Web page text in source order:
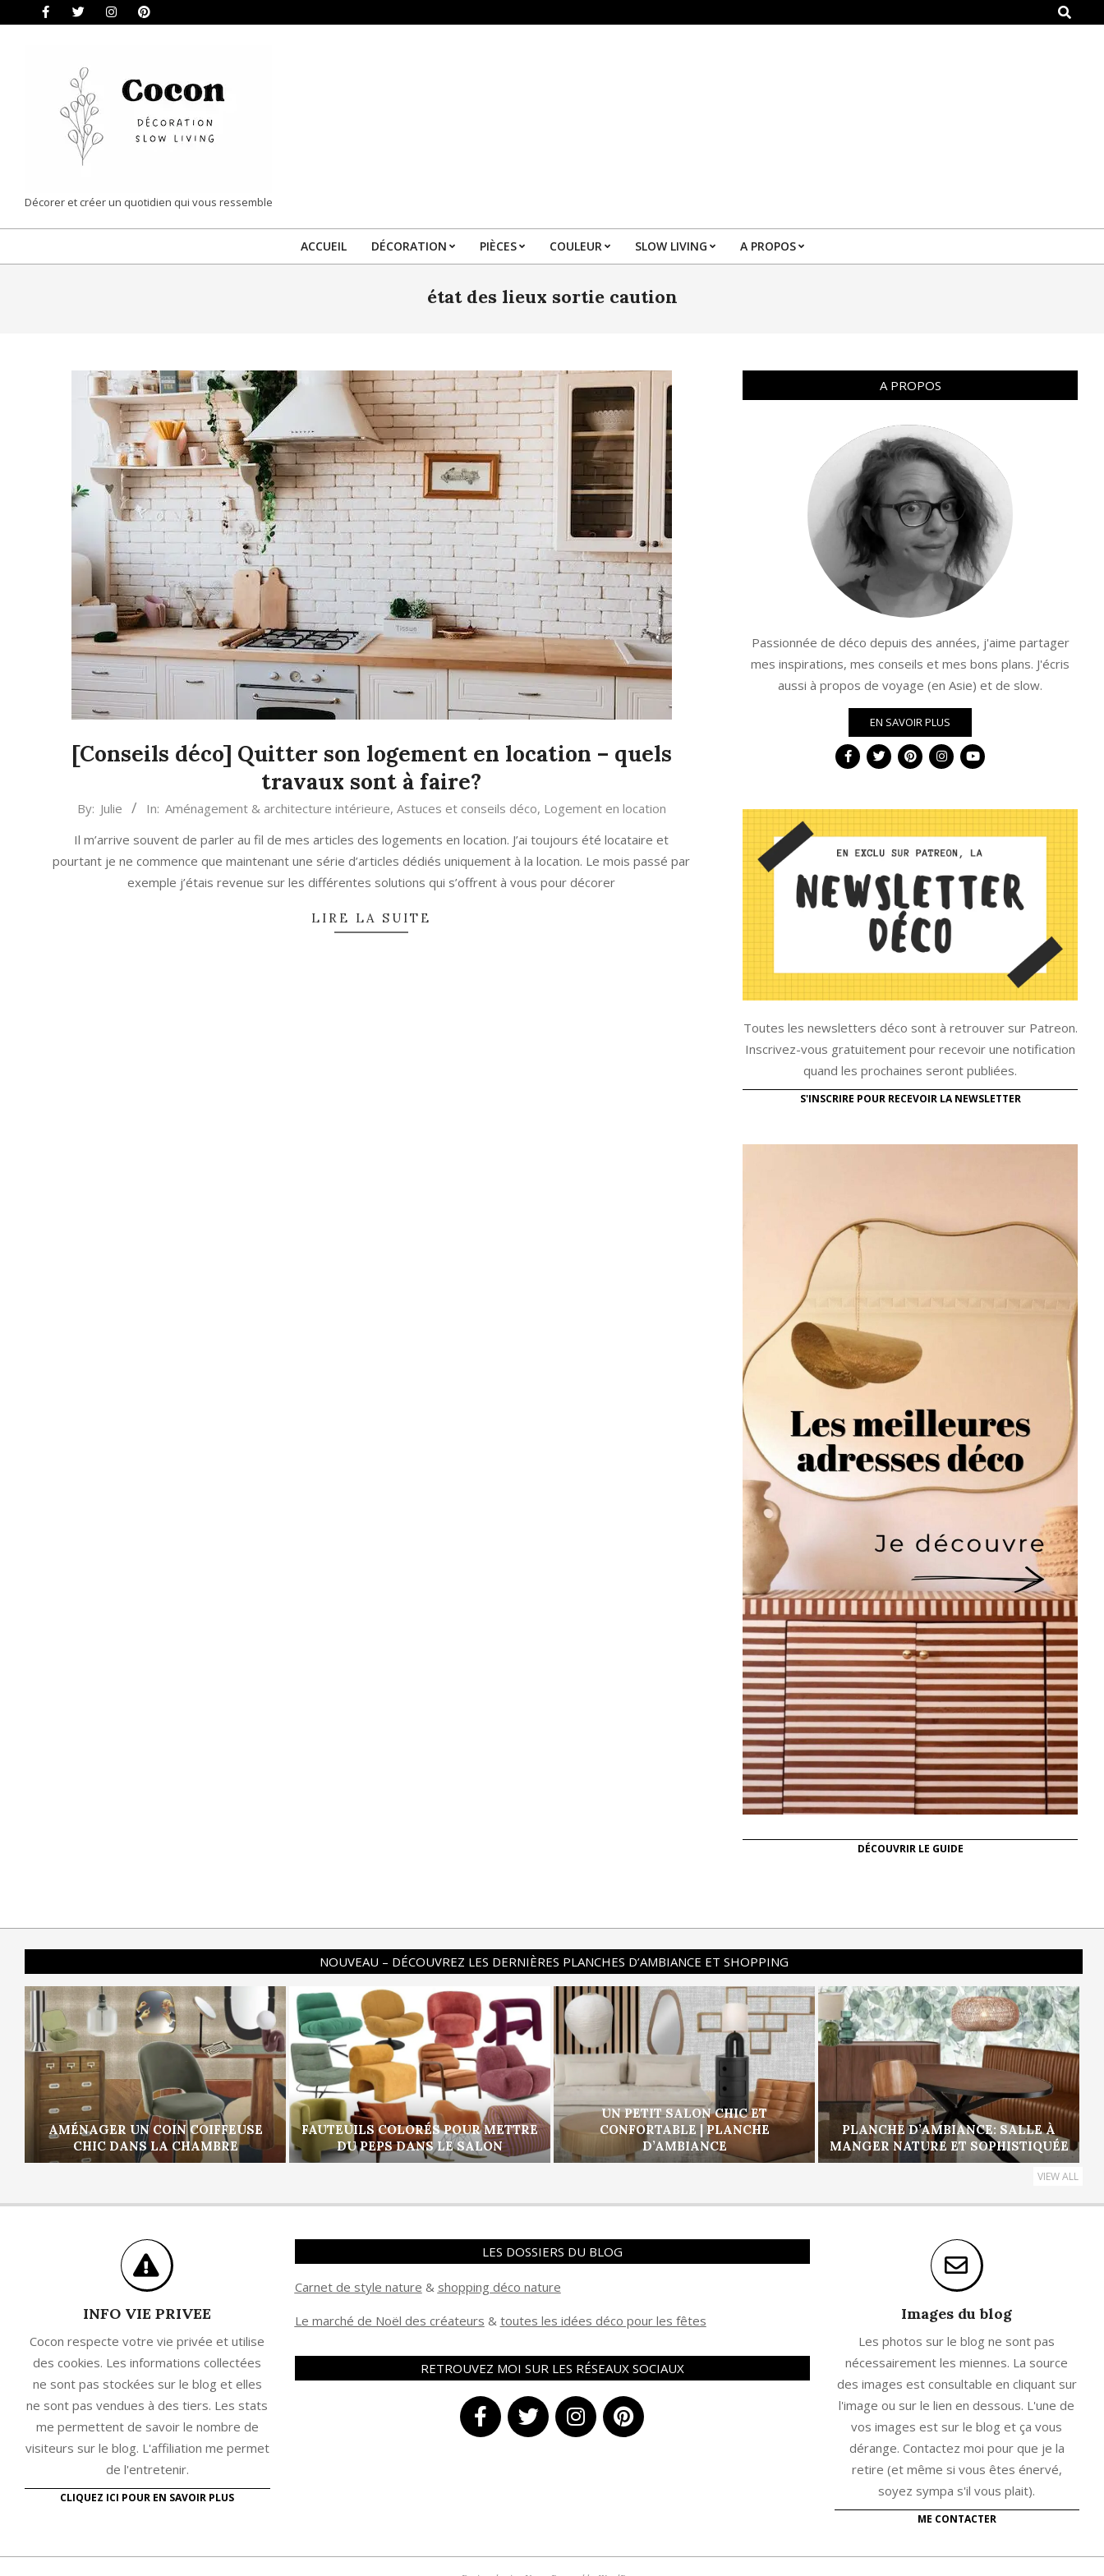
Search
COCON
|
DÉCORATION
Décorer et créer un quotidien qui vous ressemble
Primary
Menu
ACCUEIL DÉCORATION PIÈCES COULEUR SLOW LIVING A PROPOS
état des lieux sortie caution
[Conseils déco] Quitter son logement en location – quels
travaux sont à faire?
2021-By: Julie In: Aménagement & architecture intérieure, Astuces et conseils déco, Logement en location
Il m’arrive souvent de parler au fil de mes articles des logements en location. J’ai toujours été locataire et
pourtant je ne commence que maintenant une série d’articles dédiés uniquement à la location. Le mois passé par
exemple j’étais revenue sur les différentes solutions qui s’offrent à vous pour décorer
LIRE LA SUITE
A PROPOS
Passionnée de déco depuis des années, j'aime partager
mes inspirations, mes conseils et mes bons plans. J'écris
aussi à propos de voyage (en Asie) et de slow.
EN SAVOIR PLUS
Toutes les newsletters déco sont à retrouver sur Patreon.
Inscrivez-vous gratuitement pour recevoir une notification
quand les prochaines seront publiées.
S'INSCRIRE POUR RECEVOIR LA NEWSLETTER
DÉCOUVRIR LE GUIDE
NOUVEAU – DÉCOUVREZ LES DERNIÈRES PLANCHES D’AMBIANCE ET SHOPPING
AMÉNAGER UN COIN COIFFEUSE
CHIC DANS LA CHAMBRE
FAUTEUILS COLORÉS POUR METTRE
DU PEPS DANS LE SALON
UN PETIT SALON CHIC ET
CONFORTABLE | PLANCHE
D’AMBIANCE
PLANCHE D’AMBIANCE: SALLE À
MANGER NATURE ET SOPHISTIQUÉE
VIEW ALL
INFO VIE PRIVEE
Cocon respecte votre vie privée et utilise
des cookies. Les informations collectées
ne sont pas stockées sur le blog et elles
ne sont pas vendues à des tiers. Les stats
me permettent de savoir le nombre de
visiteurs sur le blog. L'affiliation me permet
de l'entretenir.
CLIQUEZ ICI POUR EN SAVOIR PLUS
LES DOSSIERS DU BLOG
Carnet de style nature & shopping déco nature
Le marché de Noël des créateurs & toutes les idées déco pour les fêtes
RETROUVEZ MOI SUR LES RÉSEAUX SOCIAUX
Images du blog
Les photos sur le blog ne sont pas
nécessairement les miennes. La source
des images est consultable en cliquant sur
l'image ou sur le lien en dessous. L'une de
vos images est sur le blog et ça vous
dérange. Contactez moi pour que je la
retire (et même si vous êtes énervé,
soyez sympa s'il vous plait).
ME CONTACTER